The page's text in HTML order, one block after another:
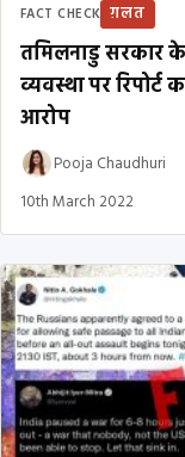
FACT CHECK ग़लत
तमिलनाडु सरकार के
व्यवस्था पर
आरोप
Pooja Chaudhuri
10th March 2022